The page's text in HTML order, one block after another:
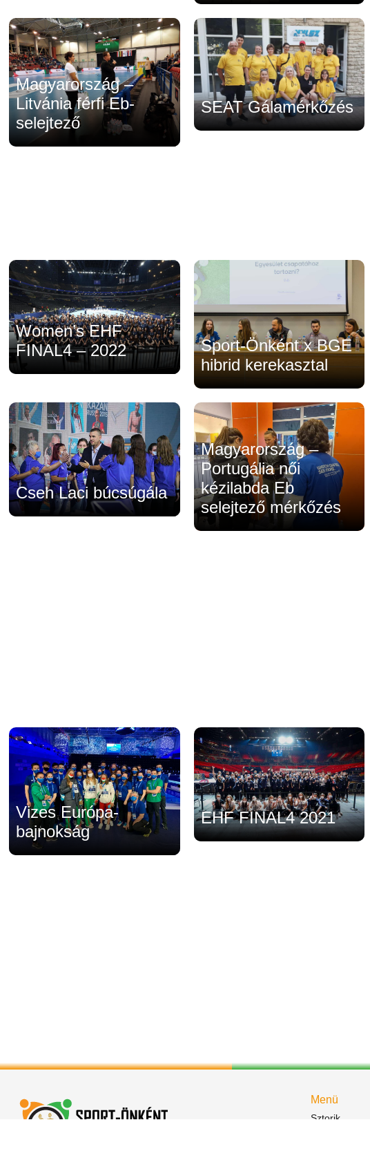
Magyarország –
Litvánia férfi Eb-
selejtező
SEAT Gálamérkőzés
Women’s EHF
FINAL4 – 2022
Sport-Önként x BGE
hibrid kerekasztal
Cseh Laci búcsúgála
Magyarország –
Portugália női
kézilabda Eb
selejtező mérkőzés
Vizes Európa-
bajnokság
EHF FINAL4 2021
Menü
Sztorik